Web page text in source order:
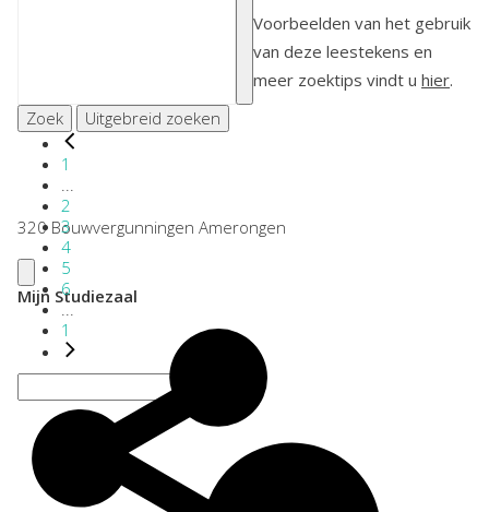
Voorbeelden van het gebruik
van deze leestekens en
meer zoektips vindt u hier.
Zoek
Uitgebreid zoeken
1
2
3
4
5
6
...
1
320 Bouwvergunningen Amerongen
Mijn Studiezaal